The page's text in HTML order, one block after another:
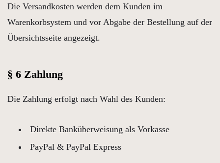
Die Versandkosten werden dem Kunden im
Warenkorbsystem und vor Abgabe der Bestellung auf der
Übersichtsseite angezeigt.
§ 6 Zahlung
Die Zahlung erfolgt nach Wahl des Kunden:
Direkte Banküberweisung als Vorkasse
PayPal & PayPal Express